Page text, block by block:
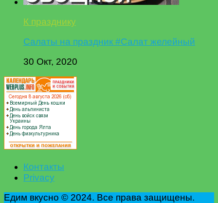
К празднику
Салаты на праздник #Салат желейный
30 Окт, 2020
Контакты
Privacy
Едим вкусно © 2024. Все права защищены.